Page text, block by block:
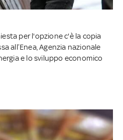
per l'opzione c'è la copia
all’Enea, Agenzia nazionale
e lo sviluppo economico